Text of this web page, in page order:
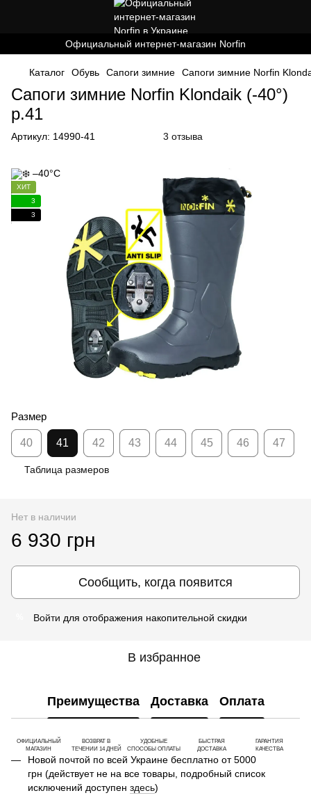
Официальный интернет-магазин Norfin
Каталог Обувь Cапоги зимние Сапоги зимние Norfin
Сапоги зимние Norfin Klondaik (-40°)
р.41
Артикул: 14990-41 3 отзыва
ХИТ
3
3
Размер
40 41 42 43 44 45 46 47
Таблица размеров
Нет в наличии
6 930 грн
Сообщить, когда появится
Войти для отображения накопительной скидки
В избранное
Преимущества Доставка Оплата
ОФИЦИАЛЬНЫЙ
МАГАЗИН
ВОЗВРАТ В
ТЕЧЕНИИ 14 ДНЕЙ
УДОБНЫЕ
СПОСОБЫ ОПЛАТЫ
БЫСТРАЯ
ДОСТАВКА
ГАРАНТИЯ
КАЧЕСТВА
Новой почтой по всей Украине бесплатно от 5000
грн (действует не на все товары, подробный список
исключений доступен здесь)